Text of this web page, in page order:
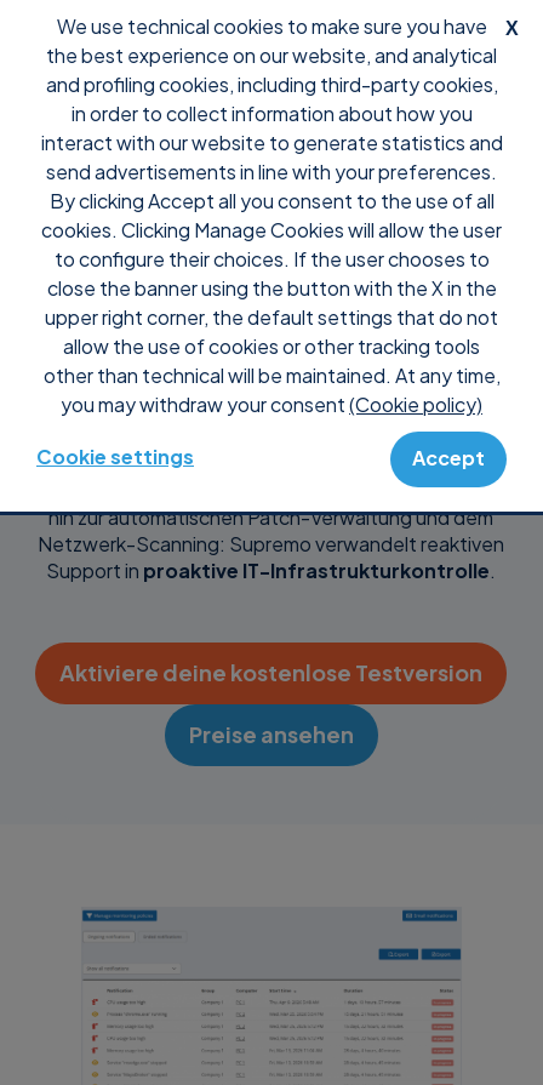
X
We use technical cookies to make sure you have
the best experience on our website, and analytical
and profiling cookies, including third-party cookies,
in order to collect information about how you
interact with our website to generate statistics and
send advertisements in line with your preferences.
By clicking Accept all you consent to the use of all
cookies. Clicking Manage Cookies will allow the user
to configure their choices. If the user chooses to
close the banner using the button with the X in the
upper right corner, the default settings that do not
allow the use of cookies or other tracking tools
other than technical will be maintained. At any time,
you may withdraw your consent(Cookie policy)
Cookie settings Accept
Fernüberwachungs-
und -
verwaltungssoftware
für vollständige
Endpunktkontrolle
Von der Endpunktüberwachung und -verwaltung bis
hin zur automatischen Patch-Verwaltung und dem
Netzwerk-Scanning: Supremo verwandelt reaktiven
Support in proaktive IT-Infrastrukturkontrolle.
Aktiviere deine kostenlose Testversion
Preise ansehen